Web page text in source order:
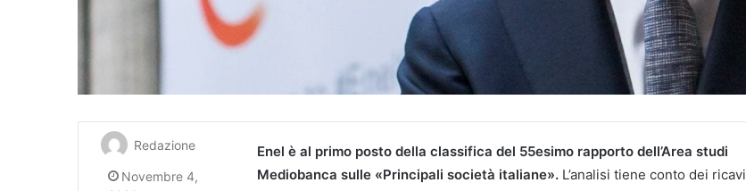
Enel è al primo posto della classifica del 55esimo rapporto dell’Area studi
Mediobanca sulle «Principali società italiane». L’analisi tiene conto dei ricavi
Redazione
Novembre 4,